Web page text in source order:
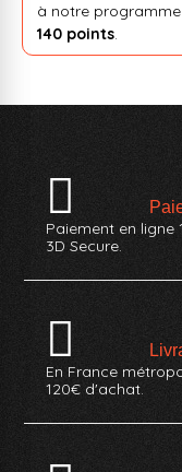
à notre
140 points.
Paiement en ligne
3D Secure.
En France
120€ d'achat.